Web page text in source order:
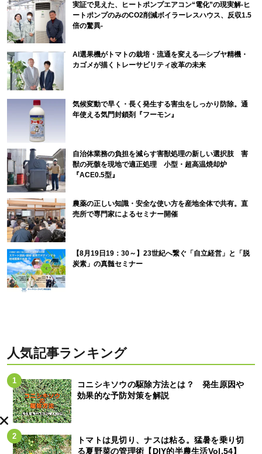
実証で見えた、ヒートポンプエアコン“電化”の現実解-ヒ
ートポンプのみのCO2削減ボイラーレスハウス、反収1.5
倍の驚異-
AI選果機がトマトの栽培・流通を変える―シブヤ精機・
カゴメが描くトレーサビリティ改革の未来
気候変動で早く・長く発生する害虫をしっかり防除。通
年使える気門封鎖剤『フーモン』
自治体業務の負担を減らす害獣処理の新しい選択肢 害
獣の死骸を現地で適正処理 小型・超高温焼却炉
『ACE0.5型』
農薬の正しい知識・安全な使い方を産地全体で共有。直
売所で専門家によるセミナー開催
【8月19日19：30～】23世紀へ繋ぐ「自立経営」と「脱
炭素」の真髄セミナー
人気記事ランキング
コニシキソウの駆除方法とは？ 発生原因や
効果的な予防対策を解説
トマトは見切り、ナスは粘る。猛暑を乗り切
る夏野菜の管理術【DIY的半農生活Vol.54】